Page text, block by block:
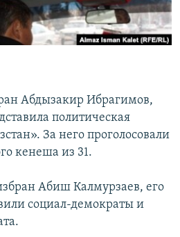
Абдызакир Ибрагимов,
политическая
За него проголосовали
кенеша из 31.
Абиш Калмурзаев, его
социал-демократы и